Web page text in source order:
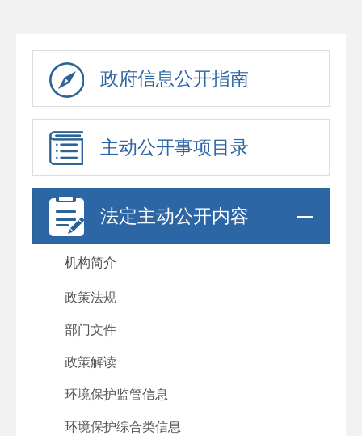
政府信息公开指南
主动公开事项目录
法定主动公开内容
机构简介
政策法规
部门文件
政策解读
环境保护监管信息
环境保护综合类信息